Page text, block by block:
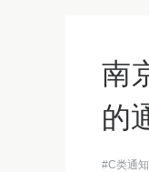
南
的
#C类通